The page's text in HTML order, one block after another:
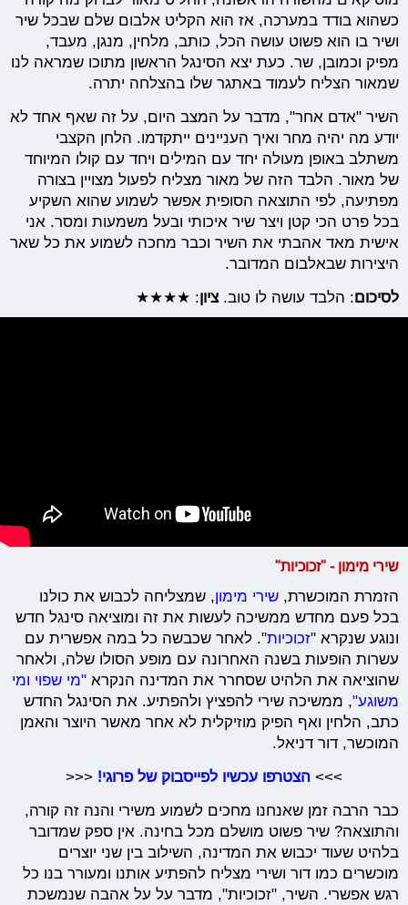
כשהוא בודד במערכה, אז הוא הקליט אלבום שלם שבכל שיר
ושיר בו הוא פשוט עושה הכל, כותב, מלחין, מנגן, מעבד,
מפיק וכמובן, שר. כעת יצא הסינגל הראשון מתוכו שמראה לנו
שמאור הצליח לעמוד באתגר שלו בהצלחה יתרה.
השיר "אדם אחר", מדבר על המצב היום, על זה שאף אחד לא
יודע מה יהיה מחר ואיך העניינים ייתקדמו. הלחן הקצבי
משתלב באופן מעולה יחד עם המילים ויחד עם קולו המיוחד
של מאור. הלבד הזה של מאור מצליח לפעול מצויין בצורה
מפתיעה, לפי התוצאה הסופית אפשר לשמוע שהוא השקיע
בכל פרט הכי קטן ויצר שיר איכותי ובעל משמעות ומסר. אני
אישית מאד אהבתי את השיר וכבר מחכה לשמוע את כל שאר
היצירות שבאלבום המדובר.
לסיכום: הלבד עושה לו טוב.ציון: ★★★★
שירי מימון - "זכוכיות"
הזמרת המוכשרת,שירי מימון, שמצליחה לכבוש את כולנו
בכל פעם מחדש ממשיכה לעשות את זה ומוציאה סינגל חדש
ונוגע שנקרא "זכוכיות". לאחר שכבשה כל במה אפשרית עם
עשרות הופעות בשנה האחרונה עם מופע הסולו שלה, ולאחר
שהוציאה את הלהיט שסחרר את המדינה הנקרא"מי שפוי ומי
משוגע", ממשיכה שירי להפציץ ולהפתיע. את הסינגל החדש
כתב, הלחין ואף הפיק מוזיקלית לא אחר מאשר היוצר והאמן
המוכשר, דור דניאל.
>>> הצטרפו עכשיו לפייסבוק של פרוגי! <<<
כבר הרבה זמן שאנחנו מחכים לשמוע משירי והנה זה קורה,
והתוצאה? שיר פשוט מושלם מכל בחינה. אין ספק שמדובר
בלהיט שעוד יכבוש את המדינה, השילוב בין שני יוצרים
מוכשרים כמו דור ושירי מצליח להפתיע אותנו ומעורר בנו כל
רגש אפשרי. השיר, "זכוכיות", מדבר על על אהבה שנמשכת